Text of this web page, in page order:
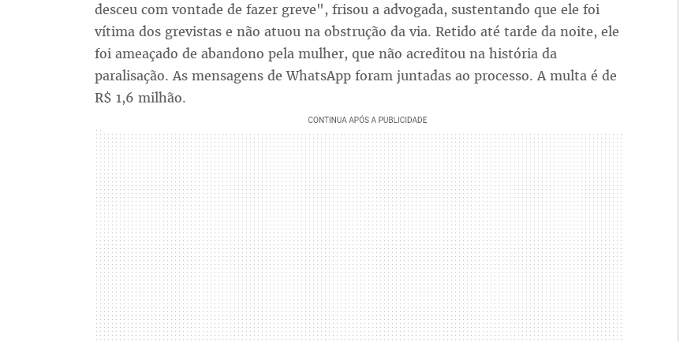
desceu com vontade de fazer greve", frisou a advogada, sustentando que ele foi
vítima dos grevistas e não atuou na obstrução da via. Retido até tarde da noite, ele
foi ameaçado de abandono pela mulher, que não acreditou na história da
paralisação. As mensagens de WhatsApp foram juntadas ao processo. A multa é de
R$ 1,6 milhão.